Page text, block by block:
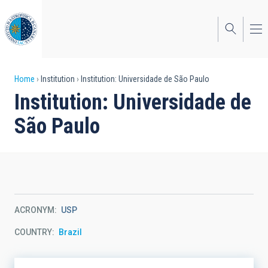
to
main
content
Breadcrumb
Home Institution Institution: Universidade de São Paulo
Institution: Universidade de
São Paulo
ACRONYM USP
COUNTRY Brazil